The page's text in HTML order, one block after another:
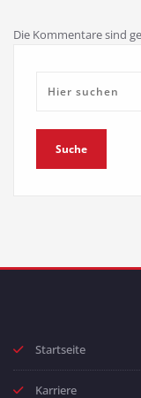
Die Kommentare sind
Startseite
Karriere